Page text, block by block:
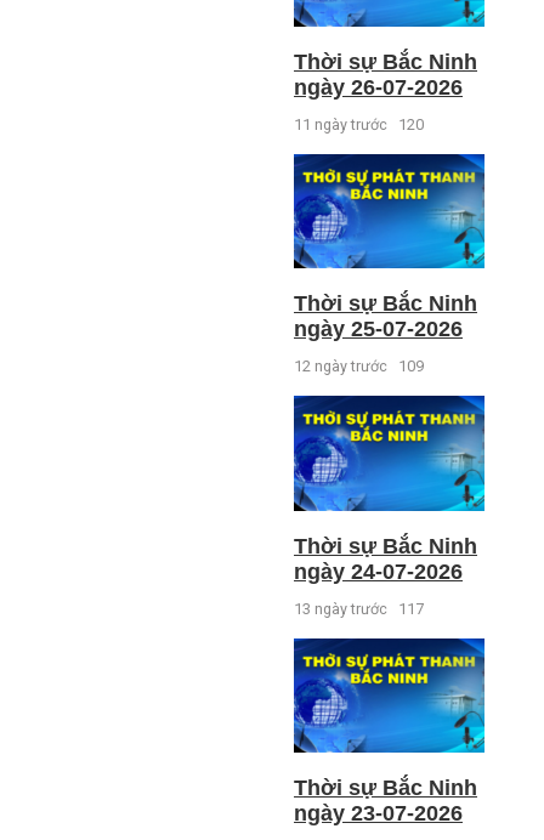
Thời sự Bắc Ninh
ngày 26-07-2026
11 ngày trước 120
Thời sự Bắc Ninh
ngày 25-07-2026
12 ngày trước 109
Thời sự Bắc Ninh
ngày 24-07-2026
13 ngày trước 117
Thời sự Bắc Ninh
ngày 23-07-2026